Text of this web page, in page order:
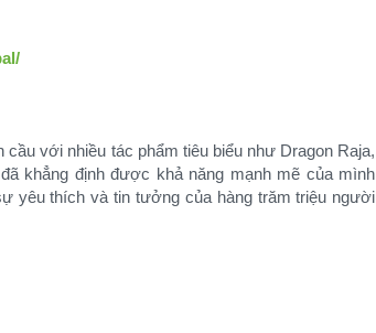
với nhiều tác phẩm tiêu biểu như Dragon Raja,
khẳng định được khả năng mạnh mẽ của mình
yêu thích và tin tưởng của hàng trăm triệu người